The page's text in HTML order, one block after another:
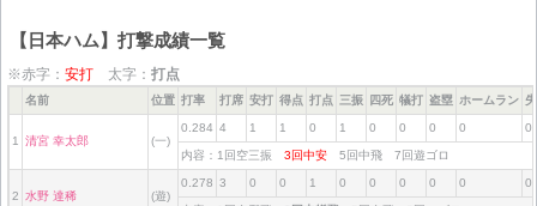
【日本ハム】打撃成績一覧
※赤字： 安打 太字： 打点
名前 位置 打率 打席 安打 得点 打点 三振 四死 犠打 盗塁 ホームラン
1 清宮 幸太郎 (一)
0.284 4 1 1 0 1 0 0 0 0 0
内容：1回空三振 3回中安 5回中飛 7回遊ゴロ
2 水野 達稀 (遊)
0.278 3 0 0 1 0 0 0 0 0 0